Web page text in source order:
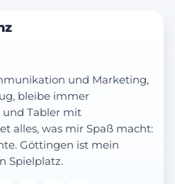
und Marketing,
bleibe immer
und Tabler mit
alles, was mir Spaß macht:
Göttingen ist mein
Spielplatz.